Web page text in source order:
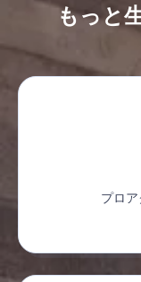
もっと
プロ